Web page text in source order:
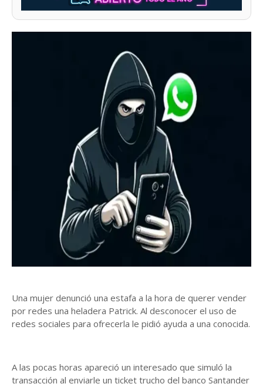
Una mujer denunció una estafa a la hora de querer vender
por redes una heladera Patrick. Al desconocer el uso de
redes sociales para ofrecerla le pidió ayuda a una conocida.
A las pocas horas apareció un interesado que simuló la
transacción al enviarle un ticket trucho del banco Santander